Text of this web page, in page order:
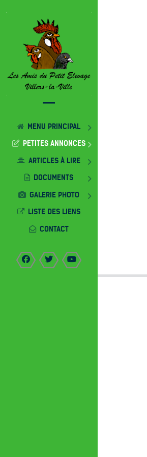
MENU PRINCIPAL
PETITES ANNONCES
ARTICLES À LIRE
DOCUMENTS
GALERIE PHOTO
LISTE DES LIENS
CONTACT